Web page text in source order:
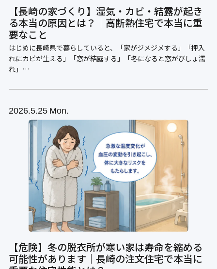
【長崎の家づくり】湿気・カビ・結露が起き
る本当の原因とは？｜高断熱住宅で本当に重
要なこと
はじめに長崎県で暮らしていると、「家がジメジメする」「押入
れにカビが生える」「窓が結露する」「冬になると窓がびしょ濡
れ」…
2026 5.25 Mon.
【危険】冬の脱衣所が寒い家は寿命を縮める
可能性があります｜長崎の注文住宅で本当に